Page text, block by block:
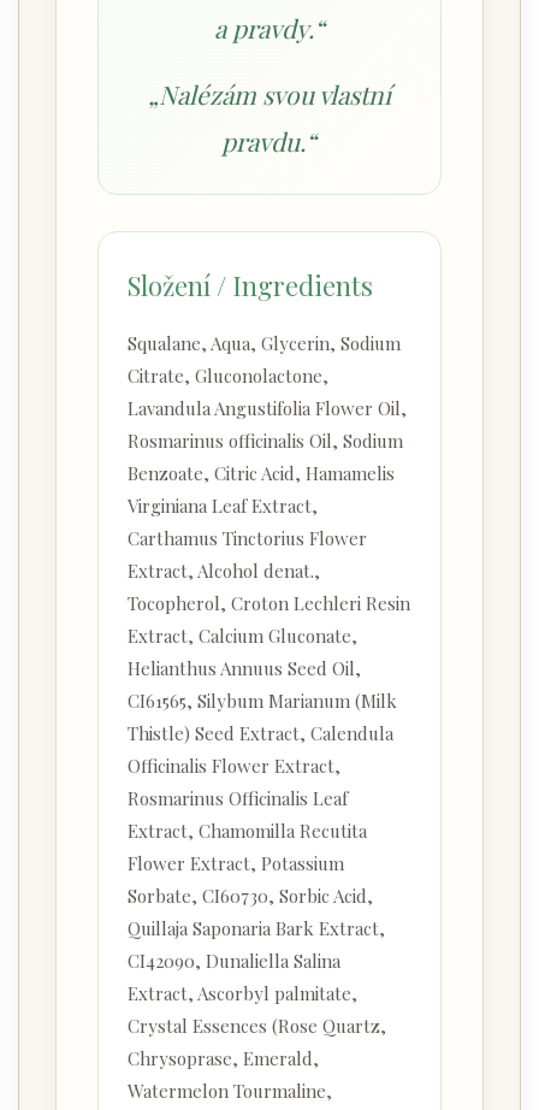
a pravdy.“
„Nalézám svou vlastní
pravdu.“
Složení / Ingredients
Squalane, Aqua, Glycerin, Sodium
Citrate, Gluconolactone,
Lavandula Angustifolia Flower Oil,
Rosmarinus officinalis Oil, Sodium
Benzoate, Citric Acid, Hamamelis
Virginiana Leaf Extract,
Carthamus Tinctorius Flower
Extract, Alcohol denat.,
Tocopherol, Croton Lechleri Resin
Extract, Calcium Gluconate,
Helianthus Annuus Seed Oil,
CI61565, Silybum Marianum (Milk
Thistle) Seed Extract, Calendula
Officinalis Flower Extract,
Rosmarinus Officinalis Leaf
Extract, Chamomilla Recutita
Flower Extract, Potassium
Sorbate, CI60730, Sorbic Acid,
Quillaja Saponaria Bark Extract,
CI42090, Dunaliella Salina
Extract, Ascorbyl palmitate,
Crystal Essences (Rose Quartz,
Chrysoprase, Emerald,
Watermelon Tourmaline,